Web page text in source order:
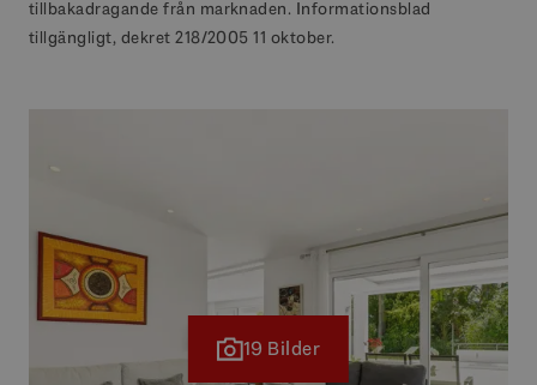
tillbakadragande från marknaden. Informationsblad
tillgängligt, dekret 218/2005 11 oktober.
19 Bilder